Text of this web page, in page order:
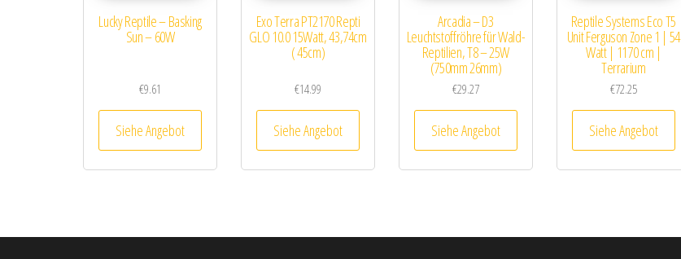
Lucky Reptile – Basking
Sun – 60W
€9.61
Siehe Angebot
Exo Terra PT2170 Repti
GLO 10.0 15Watt, 43,74cm
( 45cm)
€14.99
Siehe Angebot
Arcadia – D3
Leuchtstoffröhre für Wald-
Reptilien, T8 – 25W
(750mm 26mm)
€29.27
Siehe Angebot
Reptile Systems Eco T5
Unit Ferguson Zone 1 | 54
Watt | 1170 cm |
Terrarium
€72.25
Siehe Angebot